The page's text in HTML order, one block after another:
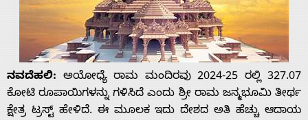
ನವದೆಹಲಿ: ಅಯೋಧ್ಯೆ ರಾಮ ಮಂದಿರವು 2024-25 ರಲ್ಲಿ 327.07
ಕೋಟಿ ರೂಪಾಯಿಗಳನ್ನು ಗಳಿಸಿದೆ ಎಂದು ಶ್ರೀ ರಾಮ ಜನ್ಮಭೂಮಿ ತೀರ್ಥ
ಕ್ಷೇತ್ರ ಟ್ರಸ್ಟ್ ಹೇಳಿದೆ. ಈ ಮೂಲಕ ಇದು ದೇಶದ ಅತಿ ಹೆಚ್ಚು ಆದಾಯ